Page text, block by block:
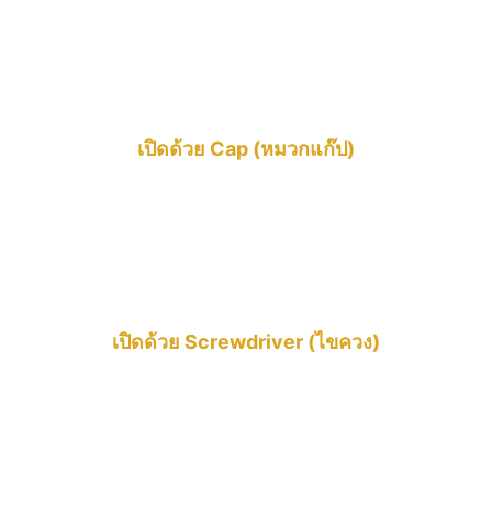
เปิดด้วย Cap (หมวกแก๊ป)
เปิดด้วย Screwdriver (ไขควง)